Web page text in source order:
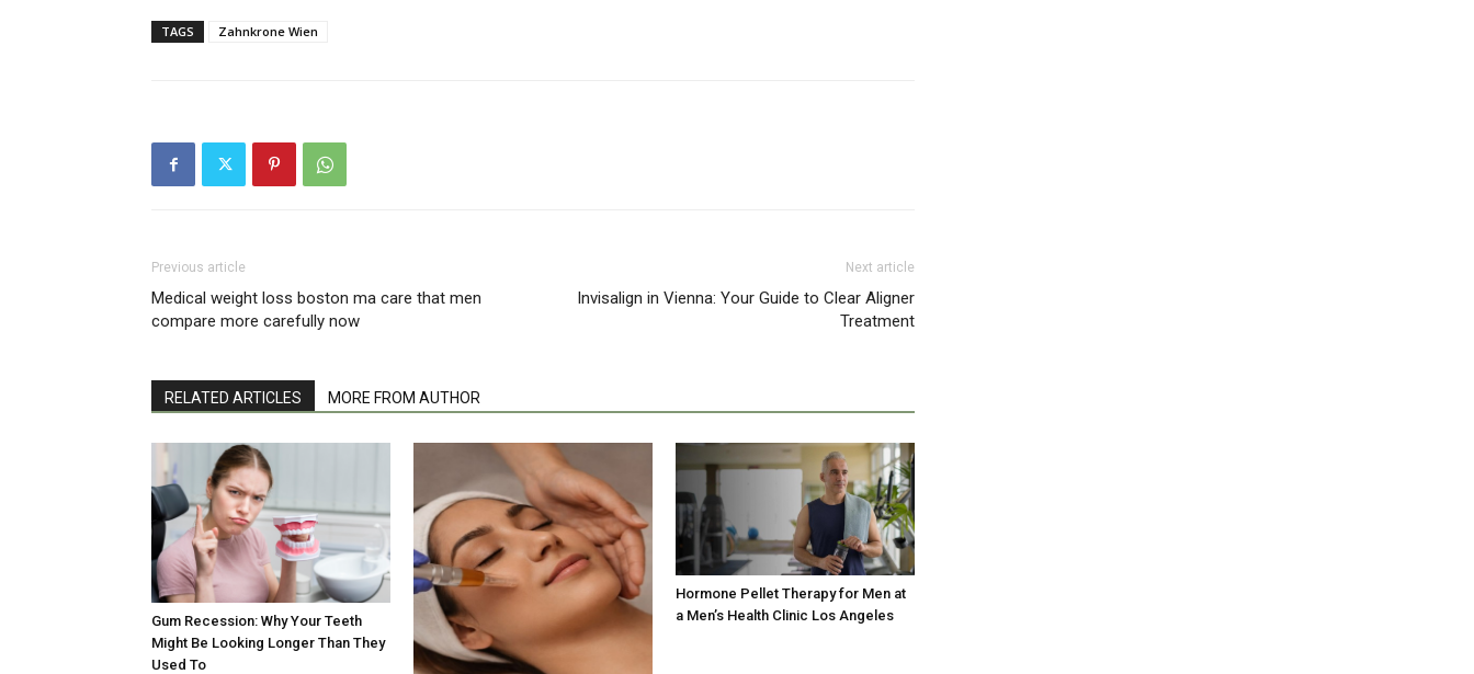
TAGS Zahnkrone Wien
Previous article
Medical weight loss boston ma care that men
compare more carefully now
Next article
Invisalign in Vienna: Your Guide to Clear Aligner
Treatment
RELATED ARTICLES MORE FROM AUTHOR
Gum Recession: Why Your Teeth
Might Be Looking Longer Than They
Used To
Hormone Pellet Therapy for Men at
a Men’s Health Clinic Los Angeles